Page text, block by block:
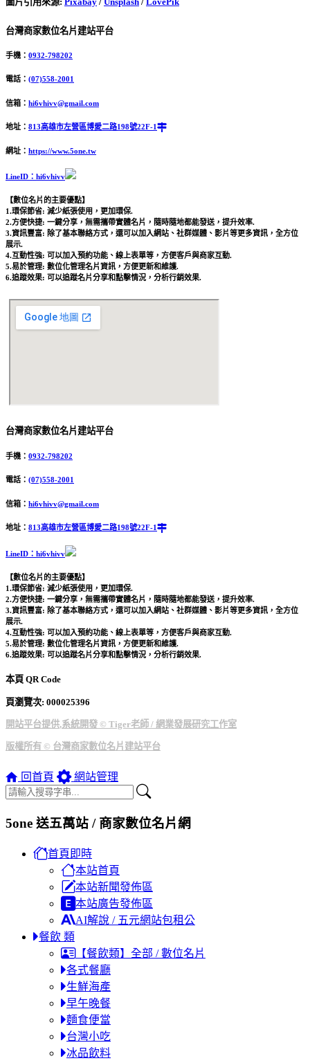
台灣商家數位名片建站平台
手機： 0932-798202
電話： (07)558-2001
信箱： hi6vhivv@gmail.com
地址： 813高雄市左營區博愛二路198號22F-1
網址： https://www.5one.tw
LineID：hi6vhivv
【數位名片的主要優點】
1.環保節省: 減少紙張使用，更加環保.
2.方便快捷: 一鍵分享，無需攜帶實體名片，隨時隨地都能發送，提升效率.
3.資訊豐富: 除了基本聯絡方式，還可以加入網站、社群媒體、影片等更多資訊，全方位
展示.
4.互動性強: 可以加入預約功能、線上表單等，方便客戶與商家互動.
5.易於管理: 數位化管理名片資訊，方便更新和維護.
6.追蹤效果: 可以追蹤名片分享和點擊情況，分析行銷效果.
台灣商家數位名片建站平台
手機： 0932-798202
電話： (07)558-2001
信箱： hi6vhivv@gmail.com
地址： 813高雄市左營區博愛二路198號22F-1
LineID：hi6vhivv
【數位名片的主要優點】
1.環保節省: 減少紙張使用，更加環保.
2.方便快捷: 一鍵分享，無需攜帶實體名片，隨時隨地都能發送，提升效率.
3.資訊豐富: 除了基本聯絡方式，還可以加入網站、社群媒體、影片等更多資訊，全方位
展示.
4.互動性強: 可以加入預約功能、線上表單等，方便客戶與商家互動.
5.易於管理: 數位化管理名片資訊，方便更新和維護.
6.追蹤效果: 可以追蹤名片分享和點擊情況，分析行銷效果.
本頁 QR Code
頁瀏覽次: 000025396
開站平台提供,系統開發 © Tiger老師 / 網業發展研究工作室
版權所有 © 台灣商家數位名片建站平台
回首頁 網站管理
5one 送五萬站 / 商家數位名片網
首頁即時
本站首頁
本站新聞發佈區
本站廣告發佈區
AI解說 / 五元網站包租公
餐飲 類
【餐飲類】全部 / 數位名片
各式餐廳
生鮮海產
早午晚餐
麵食便當
台灣小吃
冰品飲料